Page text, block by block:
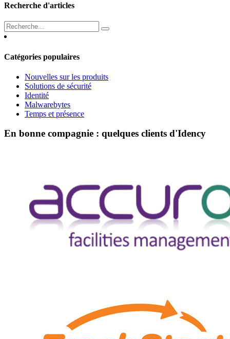
Recherche d'articles
Catégories populaires
Nouvelles sur les produits
Solutions de sécurité
Identité
Malwarebytes
Temps et présence
En bonne compagnie : quelques clients d'Idency